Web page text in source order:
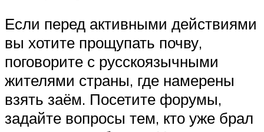
Если перед активными действиями
вы хотите прощупать почву,
поговорите с русскоязычными
жителями страны, где намерены
взять заём. Посетите форумы,
задайте вопросы тем, кто уже брал